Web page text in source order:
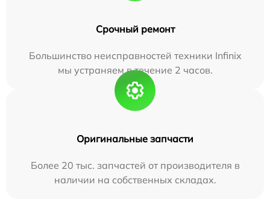
Срочный ремонт
Большинство неисправностей техники Infinix
мы устраняем в течение 2 часов.
Оригинальные запчасти
Более 20 тыс. запчастей от производителя в
наличии на собственных складах.